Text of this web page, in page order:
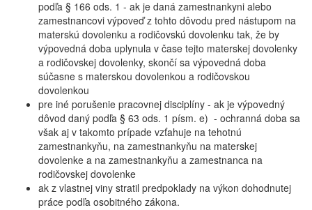
podľa § 166 ods. 1 - ak je daná zamestnankyni alebo
zamestnancovi výpoveď z tohto dôvodu pred nástupom na
materskú dovolenku a rodičovskú dovolenku tak, že by
výpovedná doba uplynula v čase tejto materskej dovolenky
a rodičovskej dovolenky, skončí sa výpovedná doba
súčasne s materskou dovolenkou a rodičovskou
dovolenkou
pre iné porušenie pracovnej disciplíny - ak je výpovedný
dôvod daný podľa § 63 ods. 1 písm. e) - ochranná doba sa
však aj v takomto prípade vzťahuje na tehotnú
zamestnankyňu, na zamestnankyňu na materskej
dovolenke a na zamestnankyňu a zamestnanca na
rodičovskej dovolenke
ak z vlastnej viny stratil predpoklady na výkon dohodnutej
práce podľa osobitného zákona.